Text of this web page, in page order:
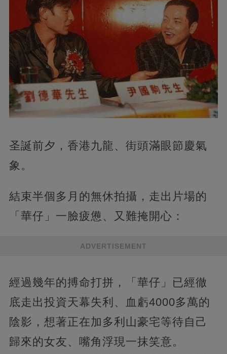
圣誕前夕，香港九龍、街頭滿眼節慶氣
象。
結束半個多月的無休拍攝，走出片場的
「華仔」一臉疲憊、又難掩開心：
ADVERTISEMENT
經過幾年的搏命打拼，「華仔」已經徹
底走出投資天幕失利、血虧4000多萬的
陰影，想著正在加多利山豪宅等待自己
歸來的女友、嘴角浮現一抹笑意。